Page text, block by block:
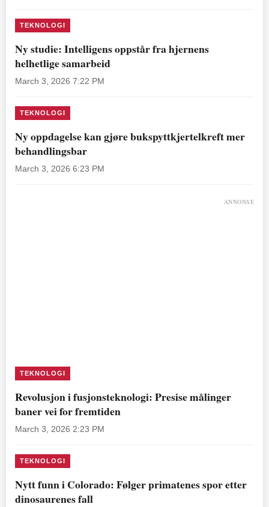
TEKNOLOGI
Ny studie: Intelligens oppstår fra hjernens
helhetlige samarbeid
March 3, 2026 7:22 PM
TEKNOLOGI
Ny oppdagelse kan gjøre bukspyttkjertelkreft mer
behandlingsbar
March 3, 2026 6:23 PM
ANNONSE
TEKNOLOGI
Revolusjon i fusjonsteknologi: Presise målinger
baner vei for fremtiden
March 3, 2026 2:23 PM
TEKNOLOGI
Nytt funn i Colorado: Følger primatenes spor etter
dinosaurenes fall